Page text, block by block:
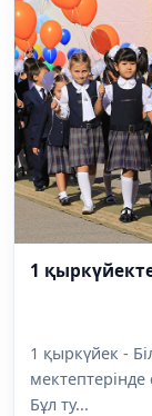
1
1 қыркүйек -
мектептерінде
Бұл ту...